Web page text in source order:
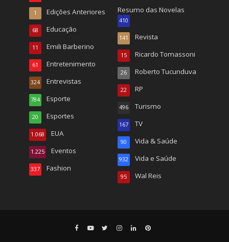
Edições Anteriores
1
Educação
68
Emili Barberino
11
Entretenimento
61
Entrevistas
324
Esporte
784
Esportes
20
EUA
1.068
Eventos
1.225
Fashion
337
Resumo das Novelas
410
Revista
141
Ricardo Tomassoni
15
Roberto Tucunduva
26
RP
22
Turismo
496
TV
167
Vida & Saúde
90
Vida e Saúde
932
Wal Reis
95